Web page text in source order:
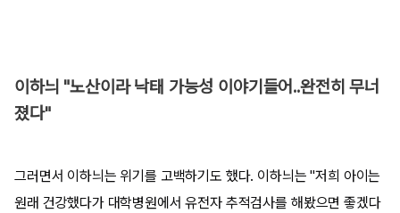
이하늬 "노산이라 낙태 가능성 이야기들어..완전히 무너
졌다"
그러면서 이하늬는 위기를 고백하기도 했다. 이하늬는 "저희 아이는
원래 건강했다가 대학병원에서 유전자 추적검사를 해봤으면 좋겠다